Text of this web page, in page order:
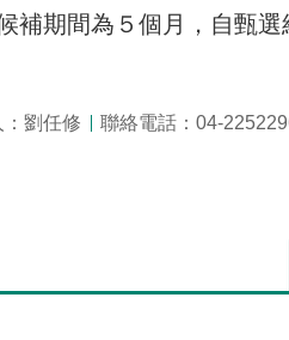
補期間為５個月，自甄選
劉任修 聯絡電話：04-